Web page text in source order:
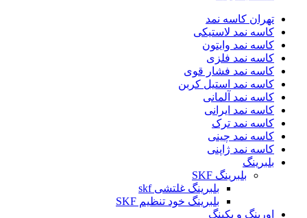
تهران کاسه نمد
کاسه نمد لاستیکی
کاسه نمد وایتون
کاسه نمد فلزی
کاسه نمد فشار قوی
کاسه نمد استیل کربن
کاسه نمد آلمانی
کاسه نمد ایرانی
کاسه نمد ترک
کاسه نمد چینی
کاسه نمد ژاپنی
بلبرینگ
بلبرینگ SKF
بلبرینگ غلتشی skf
بلبرینگ خود تنظیم SKF
اورینگ و پکینگ